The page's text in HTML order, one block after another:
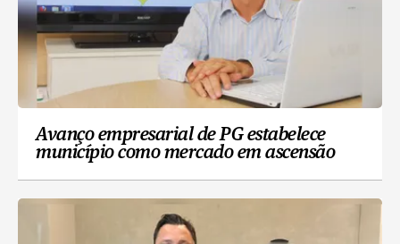
Avanço empresarial de PG estabelece
município como mercado em ascensão